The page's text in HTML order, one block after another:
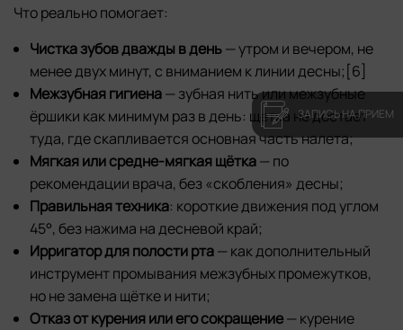
ЗАПИСЬ НА ПРИЕМ
Что реально помогает:
Чистка зубов дважды в день— утром и вечером, не
менее двух минут, с вниманием к линии десны;[6]
Межзубная гигиена— зубная нить или межзубные
ёршики как минимум раз в день: щетка не достает
туда, где скапливается основная часть налета;
Мягкая или средне-мягкая щётка— по
рекомендации врача, без «скобления» десны;
Правильная техника: короткие движения под углом
45°, без нажима на десневой край;
Ирригатор для полости рта— как дополнительный
инструмент промывания межзубных промежутков,
но не замена щётке и нити;
Отказ от курения или его сокращение— курение